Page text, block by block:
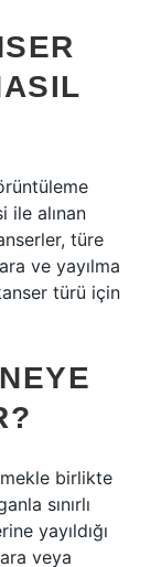
ile alınan
türe
ve yayılma
türü için
birlikte
sınırlı
yayıldığı
veya